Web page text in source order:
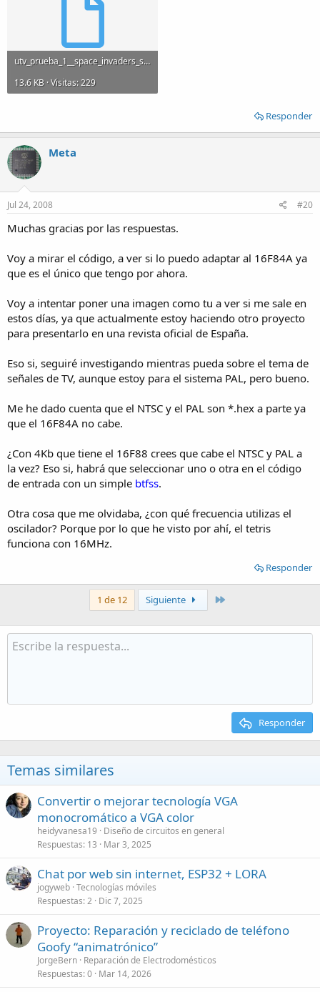
utv_prueba_1__space_invaders_scroll_up_194.asm
13.6 KB · Visitas: 229
Responder
Meta
Jul 24, 2008 #20
Muchas gracias por las respuestas.
Voy a mirar el código, a ver si lo puedo adaptar al 16F84A ya
que es el único que tengo por ahora.
Voy a intentar poner una imagen como tu a ver si me sale en
estos días, ya que actualmente estoy haciendo otro proyecto
para presentarlo en una revista oficial de España.
Eso si, seguiré investigando mientras pueda sobre el tema de
señales de TV, aunque estoy para el sistema PAL, pero bueno.
Me he dado cuenta que el NTSC y el PAL son *.hex a parte ya
que el 16F84A no cabe.
¿Con 4Kb que tiene el 16F88 crees que cabe el NTSC y PAL a
la vez? Eso si, habrá que seleccionar uno o otra en el código
de entrada con un simple btfss.
Otra cosa que me olvidaba, ¿con qué frecuencia utilizas el
oscilador? Porque por lo que he visto por ahí, el tetris
funciona con 16MHz.
Responder
1 de 12 Siguiente
Responder
Temas similares
Convertir o mejorar tecnología VGA
monocromático a VGA color
heidyvanesa19
Diseño de circuitos en general
Respuestas 13 Mar 3, 2025
Chat por web sin internet, ESP32 + LORA
jogyweb Tecnologías móviles
Respuestas 2 Dic 7, 2025
Proyecto: Reparación y reciclado de teléfono
Goofy “animatrónico”
JorgeBern Reparación de Electrodomésticos
Respuestas 0 Mar 14, 2026